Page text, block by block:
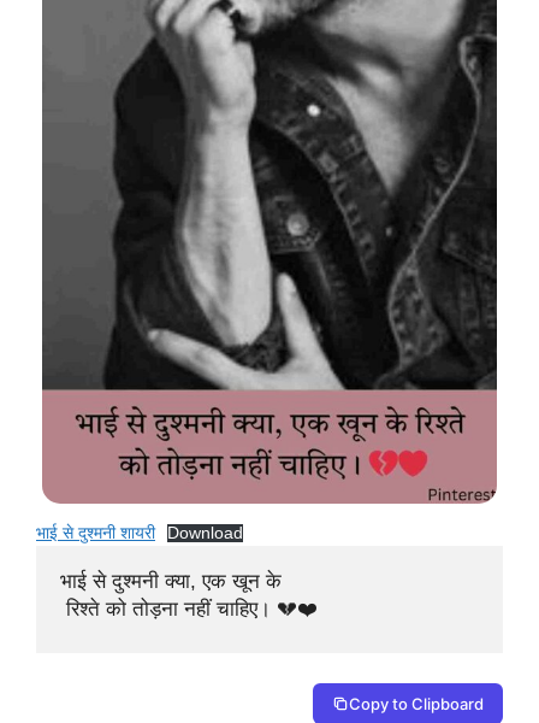
भाई से दुश्मनी शायरी Download
भाई से दुश्मनी क्या, एक खून के
रिश्ते को तोड़ना नहीं चाहिए। 💔❤️
Copy to Clipboard